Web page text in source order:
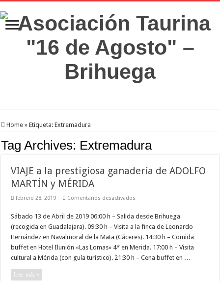
Home » Etiqueta:Extremadura
Tag Archives: Extremadura
VIAJE a la prestigiosa ganadería de ADOLFO
MARTÍN y MÉRIDA
febrero 28, 2019 Comentarios desactivados
la
prestigiosa
ganadería
de
ADOLFO
MARTÍN
MÉRIDA
Sábado 13 de Abril de 2019 06:00 h – Salida desde Brihuega
(recogida en Guadalajara). 09:30 h – Visita a la finca de Leonardo
Hernández en Navalmoral de la Mata (Cáceres). 14:30 h – Comida
buffet en Hotel Ilunión «Las Lomas» 4* en Merida. 17:00 h – Visita
cultural a Mérida (con guía turístico). 21:30 h – Cena buffet en …
Leer más »